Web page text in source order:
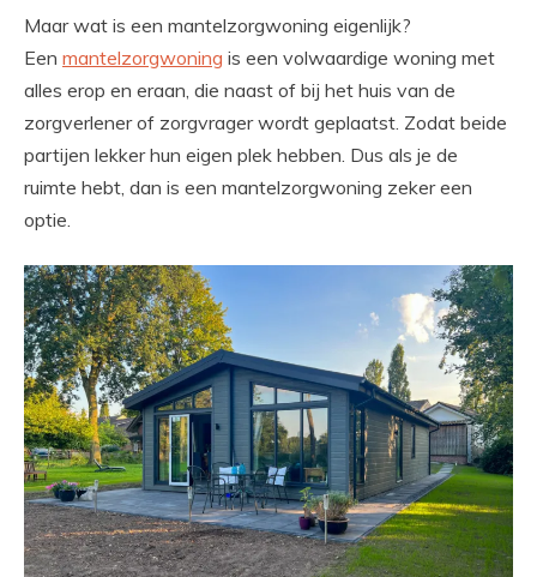
Maar wat is een mantelzorgwoning eigenlijk?
Een mantelzorgwoning is een volwaardige woning met
alles erop en eraan, die naast of bij het huis van de
zorgverlener of zorgvrager wordt geplaatst. Zodat beide
partijen lekker hun eigen plek hebben. Dus als je de
ruimte hebt, dan is een mantelzorgwoning zeker een
optie.